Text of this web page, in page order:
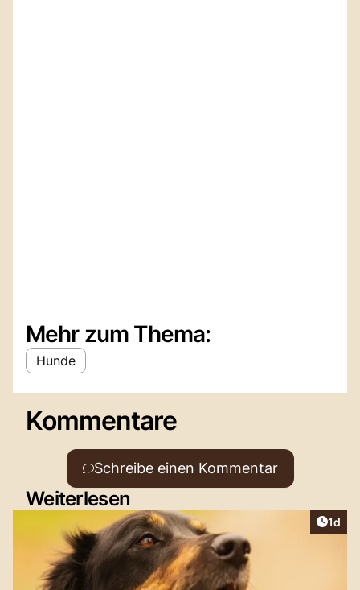
Mehr zum Thema:
Hunde
Kommentare
Schreibe einen Kommentar
Weiterlesen
1d